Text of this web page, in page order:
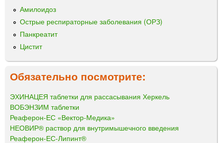
Амилоидоз
Острые респираторные заболевания (ОРЗ)
Панкреатит
Цистит
Обязательно посмотрите:
ЭХИНАЦЕЯ таблетки для рассасывания Херкель
ВОБЭНЗИМ таблетки
Реаферон-ЕС «Вектор-Медика»
НЕОВИР® раствор для внутримышечного введения
Реаферон-ЕС-Липинт®